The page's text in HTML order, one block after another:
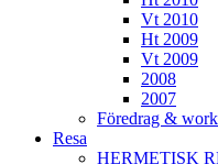
Vt 2010
Ht 2009
Vt 2009
2008
2007
Föredrag &
Resa
HERMETISK